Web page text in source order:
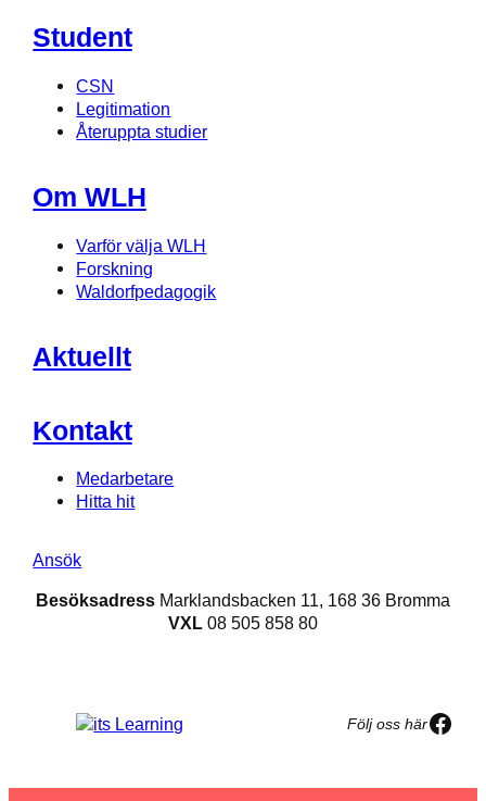
Student
CSN
Legitimation
Återuppta studier
Om WLH
Varför välja WLH
Forskning
Waldorfpedagogik
Aktuellt
Kontakt
Medarbetare
Hitta hit
Ansök
Besöksadress Marklandsbacken 11, 168 36 Bromma
VXL 08 505 858 80
Följ oss här